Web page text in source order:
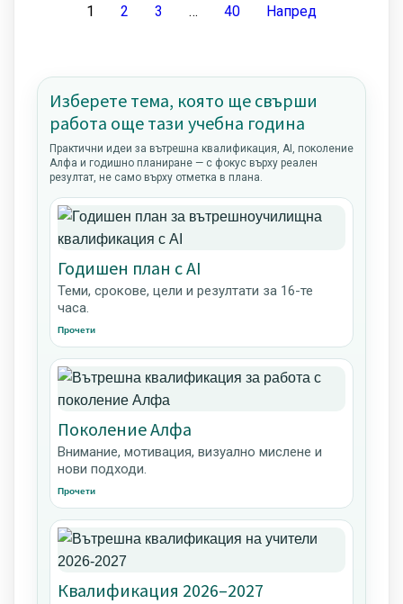
1 2 3 … 40 Напред
Изберете тема, която ще свърши
работа още тази учебна година
Практични идеи за вътрешна квалификация, AI, поколение
Алфа и годишно планиране — с фокус върху реален
резултат, не само върху отметка в плана.
Годишен план с AI
Теми, срокове, цели и резултати за 16-те
часа.
Прочети
Поколение Алфа
Внимание, мотивация, визуално мислене и
нови подходи.
Прочети
Квалификация 2026–2027